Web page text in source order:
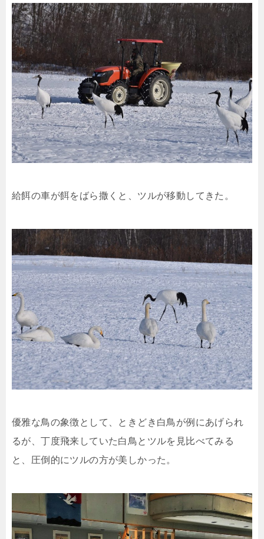
給餌の車が餌をばら撒くと、ツルが移動してきた。
優雅な鳥の象徴として、ときどき白鳥が例にあげられ
るが、丁度飛来していた白鳥とツルを見比べてみる
と、圧倒的にツルの方が美しかった。